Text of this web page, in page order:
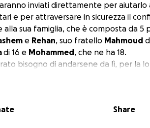
inviati direttamente per aiutarlo
e per attraversare in sicurezza il
alla sua famiglia, che è composta da 5
e Rehan, suo fratello Mahmoud
di 16 e Mohammed, che ne ha 18.
bisogno di andarsene da lì, per la
Share